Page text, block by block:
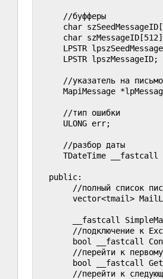
      //буфферы
char
char
LPSTR
      LPSTR lpszMessageID;
      //указатель на письмо
MapiMessage
      //тип ошибки
      ULONG err;
      //разбор даты
TDateTime __fastcall
   public:
//полный список
vector<tmail>
__fastcall
//подключение к
bool __fastcall
//перейти к
bool __fastcall
//перейти к